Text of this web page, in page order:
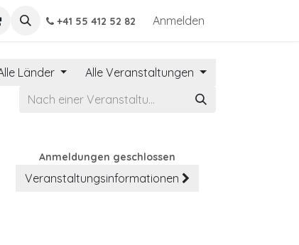
+41 55 412 52 82 Anmelden
Länder Alle Veranstaltungen
Anmeldungen geschlossen
Veranstaltungsinformationen